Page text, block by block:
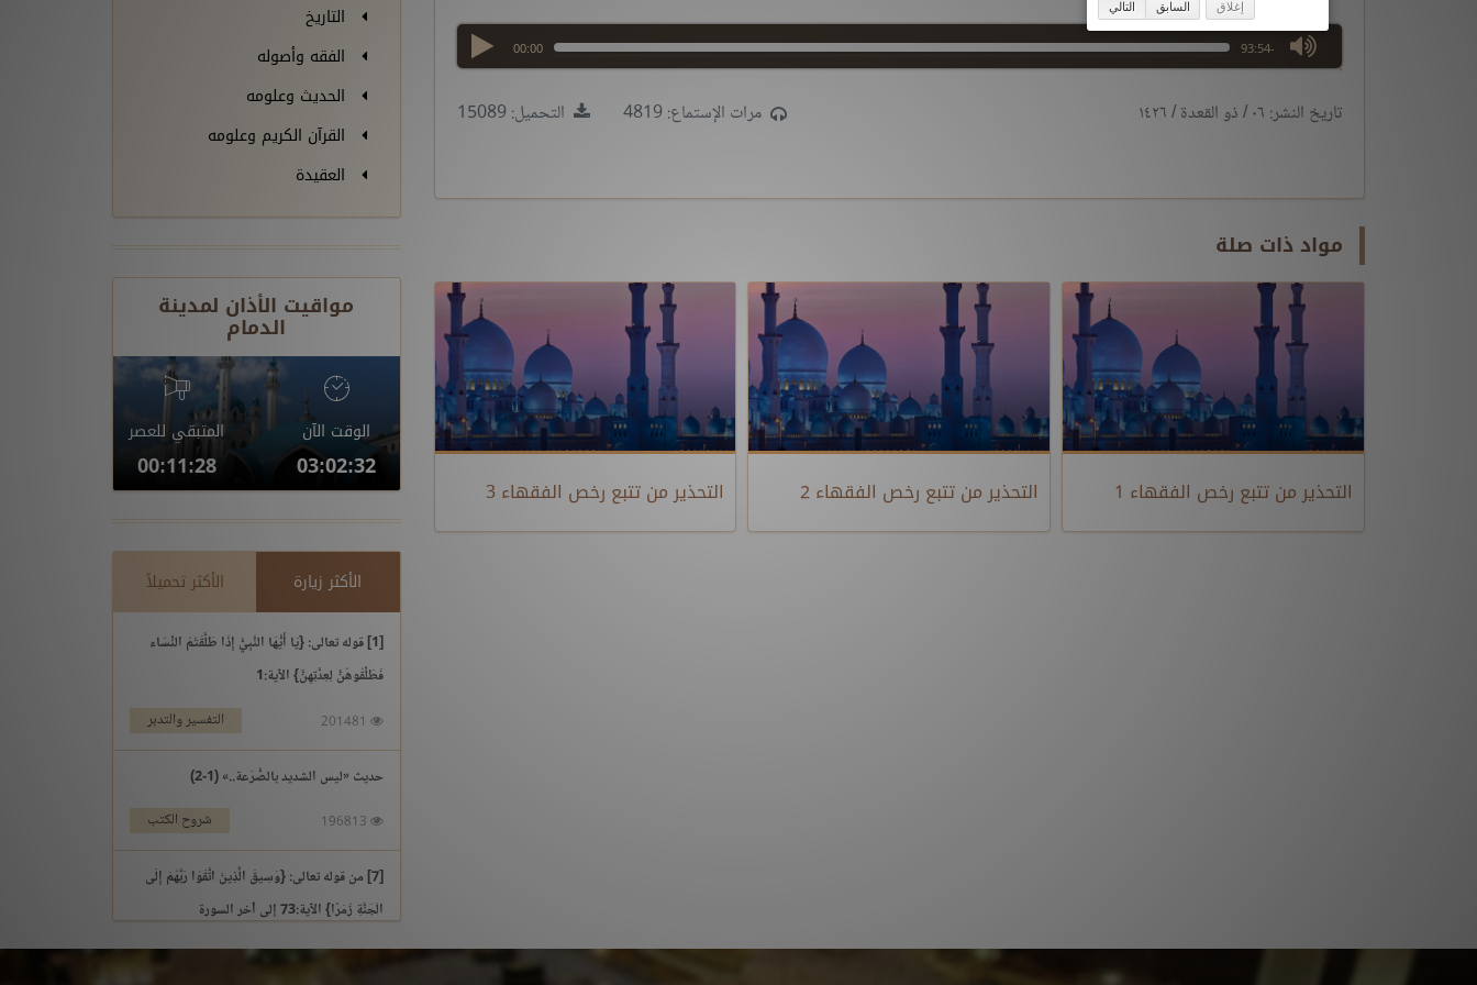
00:00 -93:54
max volume
تاريخ النشر: ٠٦ / ذو القعدة / ١٤٢٦ التحميل: 15089 مرات الإستماع: 4819
مواد ذات صلة
التحذير من تتبع رخص الفقهاء 1 التحذير من تتبع رخص الفقهاء 2 التحذير من تتبع رخص الفقهاء 3
التاريخ
الفقه وأصوله
الحديث وعلومه
القرآن الكريم وعلومه
العقيدة
مواقيت الأذان لمدينة
الدمام
الوقت الآن
03:02:32
المتبقي للعصر
00:11:28
الأكثر زيارة الأكثر تحميلاً
[1] قوله تعالى: {يَا أَيُّهَا النَّبِيُّ إِذَا طَلَّقْتُمُ النِّسَاء
فَطَلِّقُوهُنَّ لِعِدَّتِهِنَّ} الآية:1
التفسير والتدبر
حديث «ليس الشديد بالصُّرَعة..» (1-2)
شروح الكتب
[7] من قوله تعالى: {وَسِيقَ الَّذِينَ اتَّقَوْا رَبَّهُمْ إِلَى
الْجَنَّةِ زُمَرًا} الآية:73 إلى آخر السورة
التفسير والتدبر
إغلاق السابق التالي